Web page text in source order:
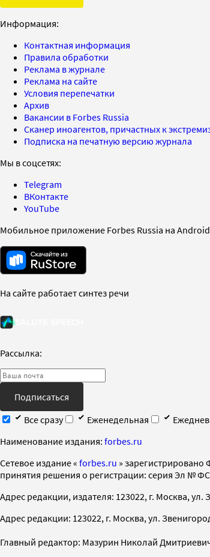
Информация:
Контактная информация
Правила обработки
Реклама в журнале
Реклама на сайте
Условия перепечатки
Архив
Вакансии в Forbes Russia
Сканер иноагентов, причастных к
Подписка на печатную версию журнала
Мы в соцсетях:
Telegram
ВКонтакте
YouTube
Мобильное приложение Forbes Russia на Android
На сайте работает синтез речи
Рассылка:
Подписаться
Все сразу
Еженедельная
Наименование издания: forbes.ru
Cетевое издание « forbes.ru »
принятия решения о регистрации: серия Эл №
Адрес редакции, издателя: 123022, г. Москва, ул.
Адрес редакции: 123022, г. Москва, ул.
Главный редактор: Мазурин Николай